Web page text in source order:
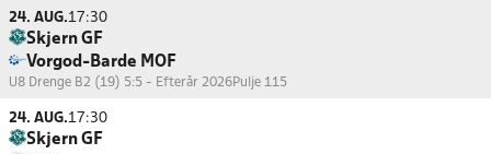
24. AUG.17:30
Skjern GF
Vorgod-Barde MOF
U8 Drenge B2 (19) 5:5 - Efterår 2026Pulje 115
24. AUG.17:30
Skjern GF